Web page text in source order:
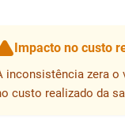
Impacto no custo
inconsistência zera o
custo realizado da